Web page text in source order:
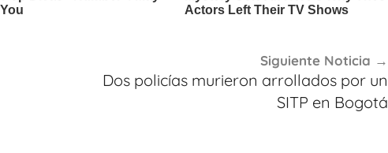
Siguiente Noticia
Dos policías murieron arrollados por un
SITP en Bogotá